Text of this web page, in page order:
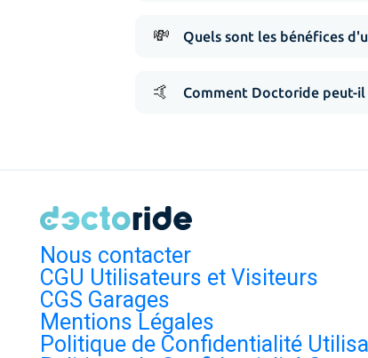
💸 Quels sont les bénéfices
🤙 Comment Doctoride peut-
Nous contacter
CGU Utilisateurs et Visiteurs
CGS Garages
Mentions Légales
Politique de Confidentialité